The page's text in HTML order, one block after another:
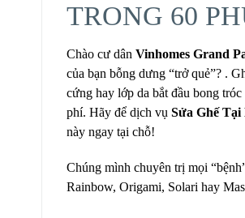
TRONG 60
Chào cư dânVinhomes Grand
của bạn bỗng dưng “trở quẻ”? .
cứng hay lớp da bắt đầu bong
phí. Hãy để dịch vụSửa Ghế Tại
này ngay tại chỗ!
Chúng mình chuyên trị mọi
Rainbow, Origami, Solari hay